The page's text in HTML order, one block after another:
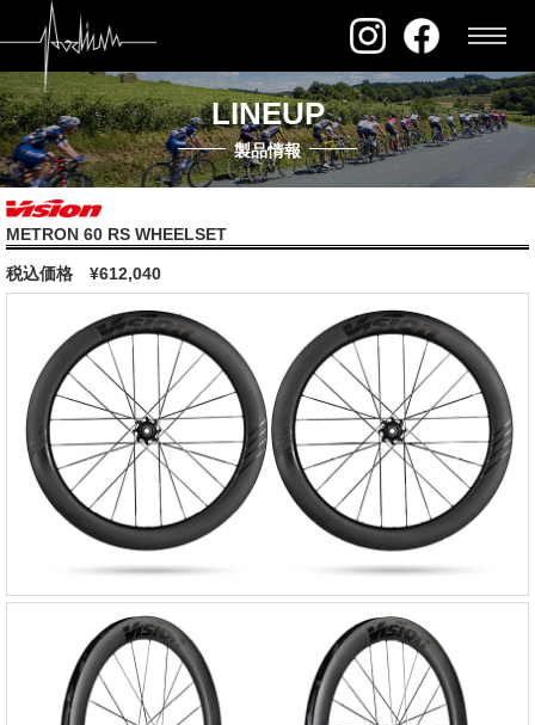
LINEUP
製品情報
METRON 60 RS WHEELSET
税込価格 ¥612,040